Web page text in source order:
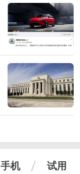
手机 试用